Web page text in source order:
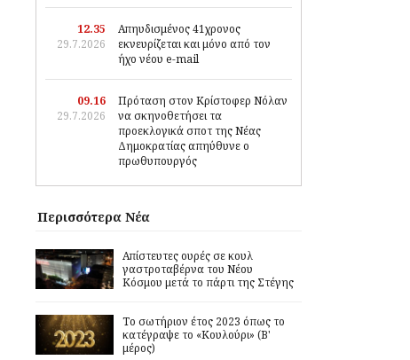
12.35
29.7.2026
Απηυδισμένος 41χρονος
εκνευρίζεται και μόνο από τον
ήχο νέου e-mail
09.16
29.7.2026
Πρόταση στον Κρίστοφερ Νόλαν
να σκηνοθετήσει τα
προεκλογικά σποτ της Νέας
Δημοκρατίας απηύθυνε ο
πρωθυπουργός
Περισσότερα Νέα
Απίστευτες ουρές σε κουλ
γαστροταβέρνα του Νέου
Κόσμου μετά το πάρτι της Στέγης
Το σωτήριον έτος 2023 όπως το
κατέγραψε το «Κουλούρι» (Β'
μέρος)